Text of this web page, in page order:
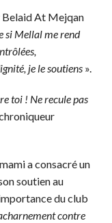
Belaid At Mejqan
si Mellal me rend
je le soutiens ».
toi ! Ne recule pas
a consacré un
soutien au
du club
contre